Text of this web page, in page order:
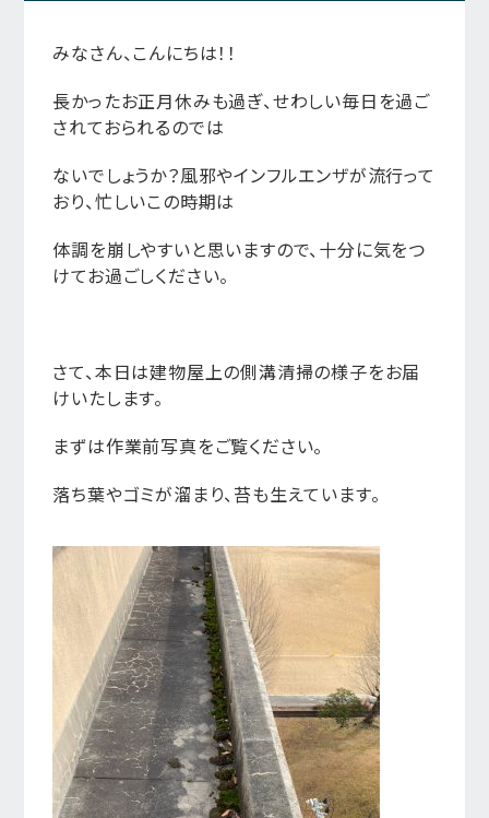
みなさん、こんにちは！！
長かったお正月休みも過ぎ、せわしい毎日を過ご
されておられるのでは
ないでしょうか？風邪やインフルエンザが流行って
おり、忙しいこの時期は
体調を崩しやすいと思いますので、十分に気をつ
けてお過ごしください。
さて、本日は建物屋上の側溝清掃の様子をお届
けいたします。
まずは作業前写真をご覧ください。
落ち葉やゴミが溜まり、苔も生えています。